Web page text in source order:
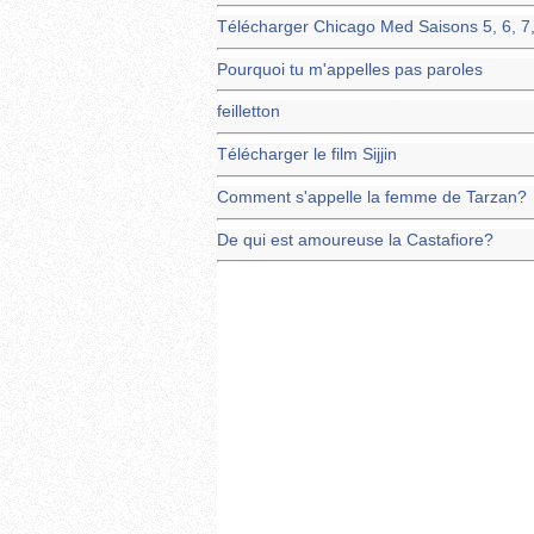
Télécharger Chicago Med Saisons 5, 6,
Pourquoi tu m'appelles pas paroles
feilletton
Télécharger le film Sijjin
Comment s'appelle la femme de Tarzan?
De qui est amoureuse la Castafiore?